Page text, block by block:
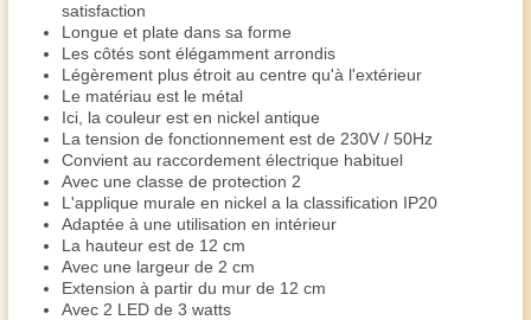
satisfaction
Longue et plate dans sa forme
Les côtés sont élégamment arrondis
Légèrement plus étroit au centre qu'à l'extérieur
Le matériau est le métal
Ici, la couleur est en nickel antique
La tension de fonctionnement est de 230V / 50Hz
Convient au raccordement électrique habituel
Avec une classe de protection 2
L'applique murale en nickel a la classification IP20
Adaptée à une utilisation en intérieur
La hauteur est de 12 cm
Avec une largeur de 2 cm
Extension à partir du mur de 12 cm
Avec 2 LED de 3 watts